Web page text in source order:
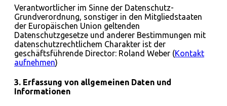
Verantwortlicher im Sinne der Datenschutz-
Grundverordnung, sonstiger in den Mitgliedstaaten
der Europäischen Union geltenden
Datenschutzgesetze und anderer Bestimmungen mit
datenschutzrechtlichem Charakter ist der
geschäftsführende Director: Roland Weber (Kontakt
aufnehmen)
3. Erfassung von allgemeinen Daten und
Informationen